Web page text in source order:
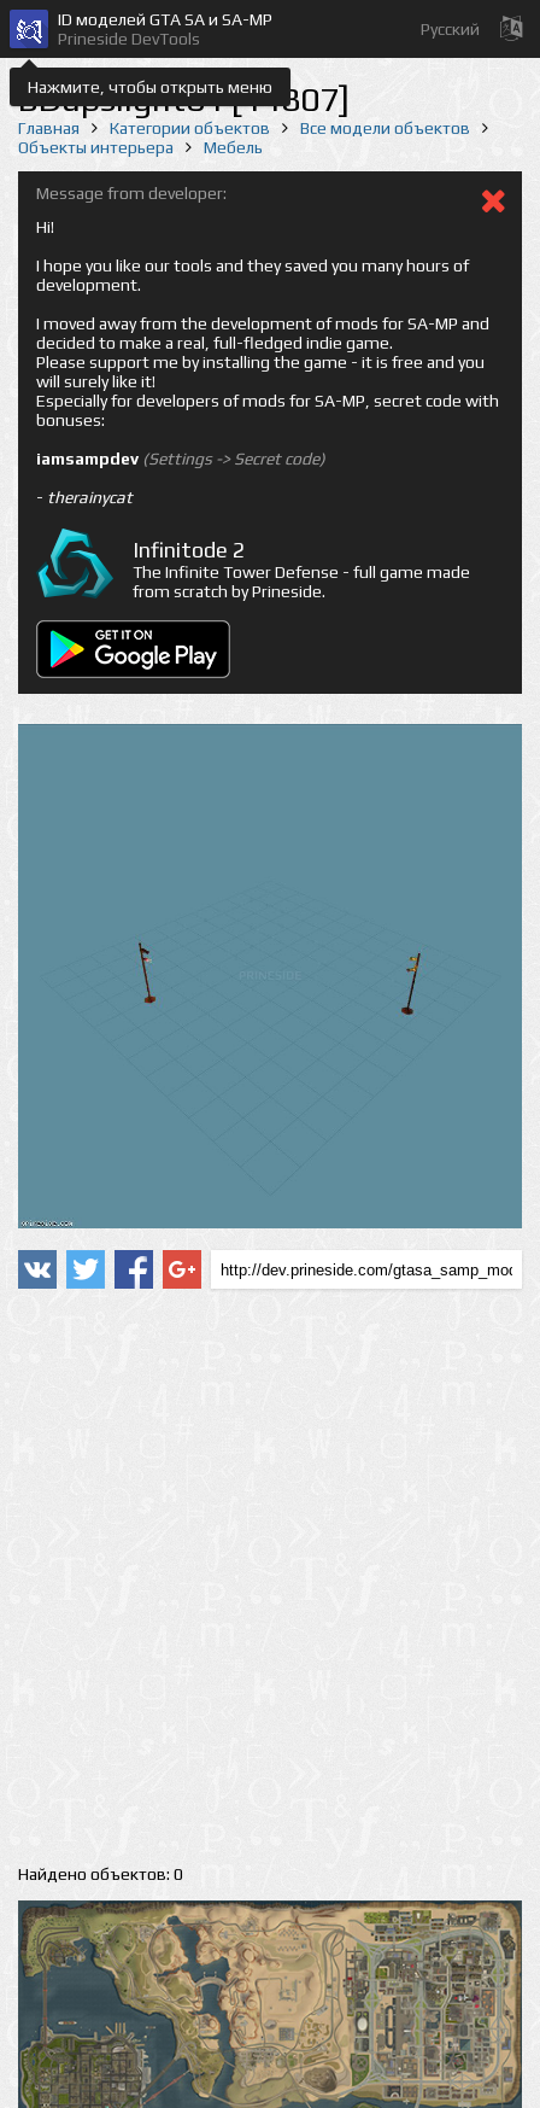
Нажмите, чтобы открыть меню
ID моделей GTA SA и SA-MP
Prineside DevTools
Русский
BDupslight01 [14807]
Главная Категории объектов
Все модели объектов
Объекты интерьера
Мебель
Message from developer:
Hi!
I hope you like our tools and they saved you many hours of
development.
I moved away from the development of mods for SA-MP and
decided to make a real, full-fledged indie game.
Please support me by installing the game - it is free and you
will surely like it!
Especially for developers of mods for SA-MP, secret code with
bonuses:
iamsampdev (Settings -> Secret code)
- therainycat
Infinitode 2
The Infinite Tower Defense - full game made
from scratch by Prineside.
Найдено объектов: 0